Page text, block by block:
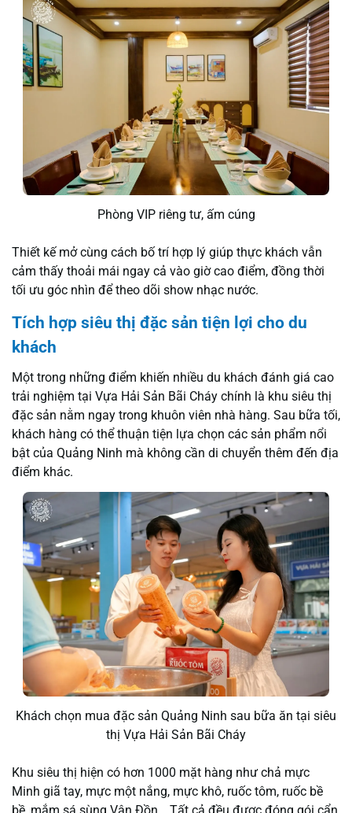
Phòng VIP riêng tư, ấm cúng
Thiết kế mở cùng cách bố trí hợp lý giúp thực khách vẫn
cảm thấy thoải mái ngay cả vào giờ cao điểm, đồng thời
tối ưu góc nhìn để theo dõi show nhạc nước.
Tích hợp siêu thị đặc sản tiện lợi cho du
khách
Một trong những điểm khiến nhiều du khách đánh giá cao
trải nghiệm tại Vựa Hải Sản Bãi Cháy chính là khu siêu thị
đặc sản nằm ngay trong khuôn viên nhà hàng. Sau bữa tối,
khách hàng có thể thuận tiện lựa chọn các sản phẩm nổi
bật của Quảng Ninh mà không cần di chuyển thêm đến địa
điểm khác.
Khách chọn mua đặc sản Quảng Ninh sau bữa ăn tại siêu
thị Vựa Hải Sản Bãi Cháy
Khu siêu thị hiện có hơn 1000 mặt hàng như chả mực
Minh giã tay, mực một nắng, mực khô, ruốc tôm, ruốc bề